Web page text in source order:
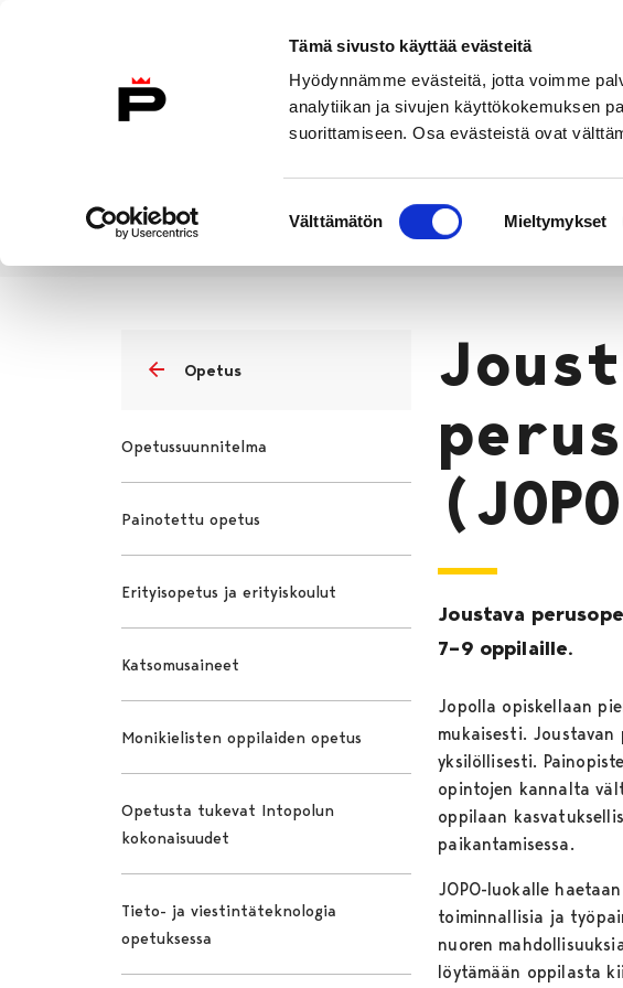
Tämä sivusto käyttää evästeitä
Hyödynnämme evästeitä, jotta voimme
analytiikan ja sivujen käyttökokemuksen
suorittamiseen. Osa evästeistä ovat
valinta
Välttämätön Mieltymykset
Etusivulle
Etusivu
Opetus
Opetussuunnitelma
Painotettu opetus
Erityisopetus ja erityiskoulut
Katsomusaineet
Monikielisten oppilaiden opetus
Opetusta tukevat Intopolun
kokonaisuudet
Tieto- ja viestintäteknologia
opetuksessa
Joustava
7–9 oppilaille.
Jopolla opiskellaan
mukaisesti.
yksilöllisesti.
opintojen kannalta
oppilaan
paikantamisessa.
JOPO-luokalle
toiminnallisia ja
nuoren
löytämään oppilasta